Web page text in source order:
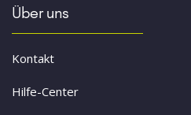
Über uns
Kontakt
Hilfe-Center